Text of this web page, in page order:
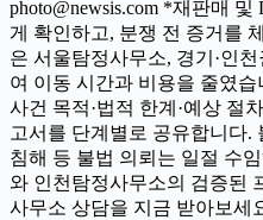
photo@newsis.com *재판매
게 확인하고, 분쟁 전 증거를
은 서울탐정사무소, 경기·인
여 이동 시간과 비용을 줄였
사건 목적·법적 한계·예상 절
고서를 단계별로 공유합니다.
침해 등 불법 의뢰는 일절 수
와 인천탐정사무소의 검증된
사무소 상담을 지금 받아보세